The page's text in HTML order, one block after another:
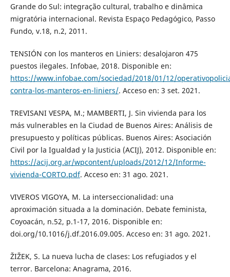
Grande do Sul: integração cultural, trabalho e dinâmica
migratória internacional. Revista Espaço Pedagógico, Passo
Fundo, v.18, n.2, 2011.
TENSIÓN con los manteros en Liniers: desalojaron 475
puestos ilegales. Infobae, 2018. Disponible en:
https://www.infobae.com/sociedad/2018/01/12/
contra-los-manteros-en-liniers/. Acceso en: 3 set. 2021.
TREVISANI VESPA, M.; MAMBERTI, J. Sin vivienda para los
más vulnerables en la Ciudad de Buenos Aires: Análisis de
presupuesto y políticas públicas. Buenos Aires: Asociación
Civil por la Igualdad y la Justicia (ACIJ), 2012. Disponible en:
https://acij.org.ar/wpcontent/uploads/2012/12/Informe-
vivienda-CORTO.pdf. Acceso en: 31 ago. 2021.
VIVEROS VIGOYA, M. La interseccionalidad: una
aproximación situada a la dominación. Debate feminista,
Coyoacán, n.52, p.1-17, 2016. Disponible en:
doi.org/10.1016/j.df.2016.09.005. Acceso en: 31 ago. 2021.
ŽIŽEK, S. La nueva lucha de clases: Los refugiados y el
terror. Barcelona: Anagrama, 2016.